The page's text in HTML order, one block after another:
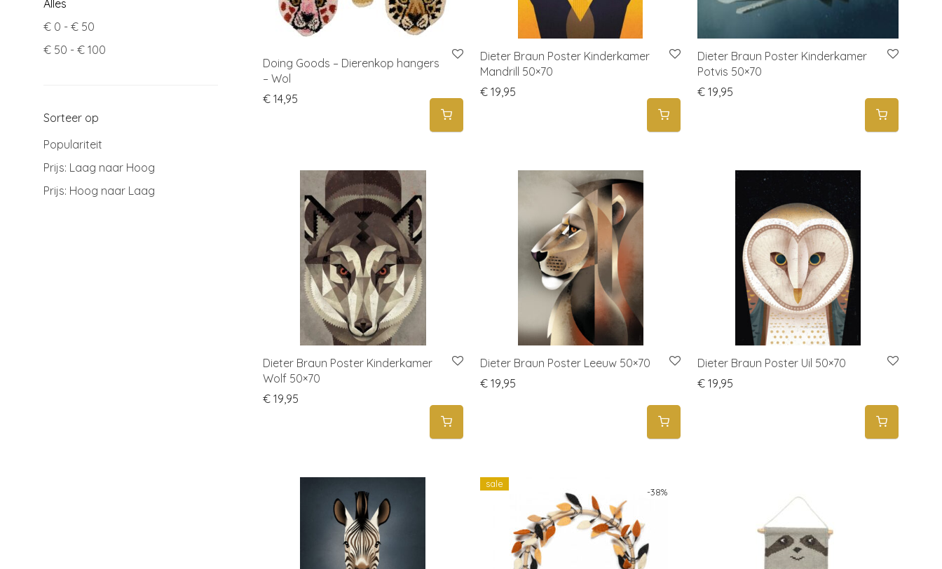
Alles
€ 0 - € 50
€ 50 - € 100
Sorteer op
Populariteit
Prijs: Laag naar Hoog
Prijs: Hoog naar Laag
Doing Goods – Dierenkop hangers
– Wol
€14,95
Dieter Braun Poster Kinderkamer
Mandrill 50×70
€19,95
Dieter Braun Poster Kinderkamer
Potvis 50×70
€ 19,95
Dieter Braun Poster Kinderkamer
Wolf 50×70
€19,95
Dieter Braun Poster Leeuw 50×70
€19,95
Dieter Braun Poster Uil 50×70
€ 19,95
-38%
sale